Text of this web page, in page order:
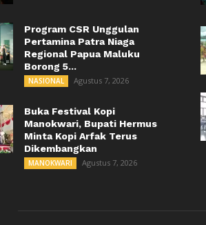
Program CSR Unggulan
Pertamina Patra Niaga
Regional Papua Maluku
Borong 5...
NASIONAL Agustus 7, 2026
Buka Festival Kopi
Manokwari, Bupati Hermus
Minta Kopi Arfak Terus
Dikembangkan
MANOKWARI Agustus 7, 2026